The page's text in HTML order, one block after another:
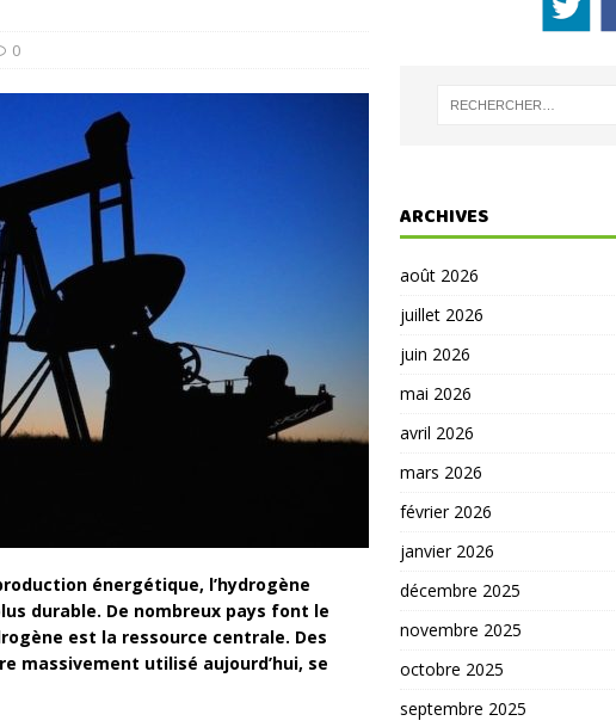
0
énergétique, l’hydrogène
durable. De nombreux pays font le
est la ressource centrale. Des
massivement utilisé aujourd’hui, se
ARCHIVES
août 2026
juillet 2026
juin 2026
mai 2026
avril 2026
mars 2026
février 2026
janvier 2026
décembre 2025
novembre 2025
octobre 2025
septembre 2025